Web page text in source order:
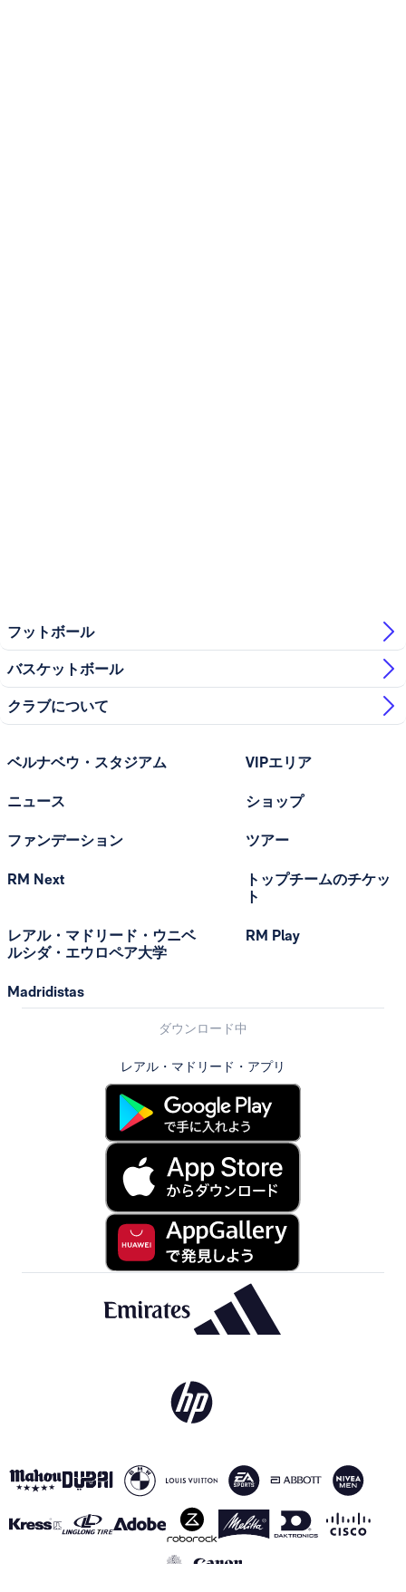
フットボール
バスケットボール
クラブについて
ベルナベウ・スタジアム
ニュース
ファンデーション
RM Next
レアル・マドリード・ウニベ
ルシダ・エウロペア大学
Madridistas
VIPエリア
ショップ
ツアー
トップチームのチケッ
ト
RM Play
ダウンロード中
レアル・マドリード・アプリ